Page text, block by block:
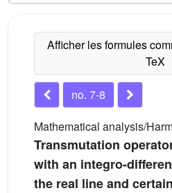
no. 7-8
Mathematical analysis/
Transmutation
with an integro-
the real line and